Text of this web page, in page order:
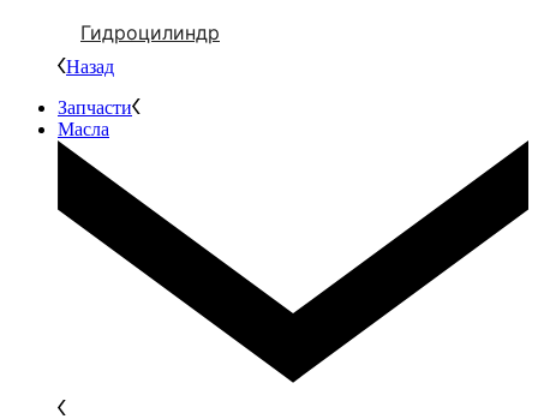
Гидроцилиндр
Назад
Запчасти
Масла